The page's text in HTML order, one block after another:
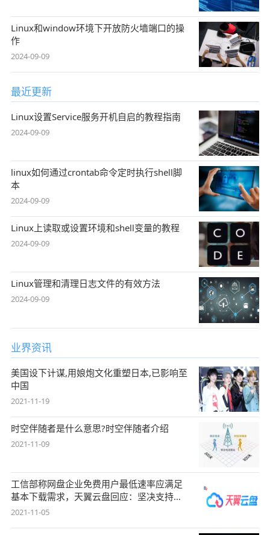
Linux和window环境下开放防火墙端口的操
作
2024-09-09
最近更新
Linux设置Service服务开机自启的教程指南
2024-09-09
linux如何通过crontab命令定时执行shell脚
本
2024-09-09
Linux上读取或设置环境和shell变量的教程
2024-09-09
Linux管理和清理日志文件的有效方法
2024-09-09
业界资讯
美国设下计谋,用娘炮文化重塑日本,已影响至
中国
2021-11-19
时空伴随者是什么意思?时空伴随者介绍
2021-11-09
工信部称网盘企业免费用户最低速率应满足
基本下载需求，天翼云盘回应：坚决支持，
始终
2021-11-05